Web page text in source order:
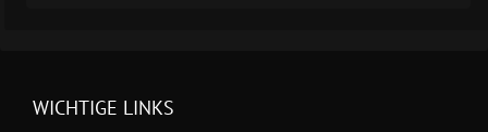
WICHTIGE LINKS